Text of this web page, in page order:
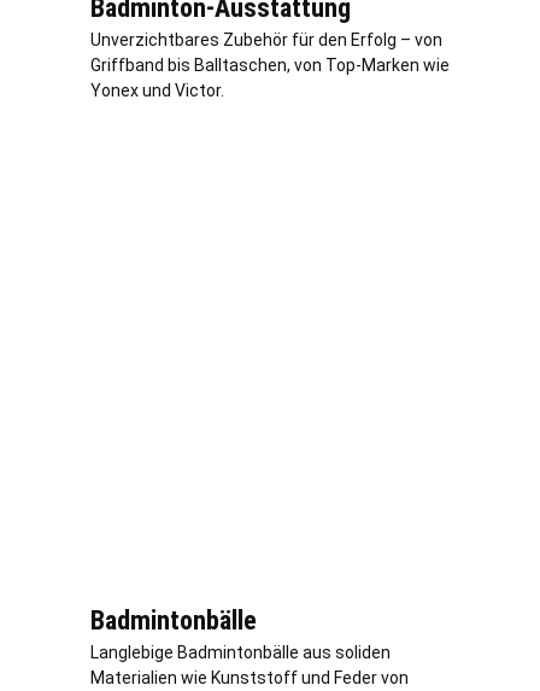
Badminton-Ausstattung
Unverzichtbares Zubehör für den Erfolg – von
Griffband bis Balltaschen, von Top-Marken wie
Yonex und Victor.
Badmintonbälle
Langlebige Badmintonbälle aus soliden
Materialien wie Kunststoff und Feder von